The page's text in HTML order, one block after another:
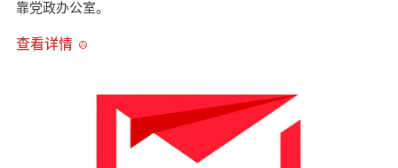
靠党政办公室。
查看详情